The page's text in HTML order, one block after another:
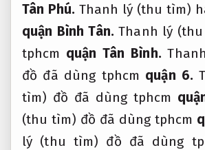
Tân Phú. Thanh lý (thu tìm)
quận Bình Tân. Thanh lý
tphcm quận Tân Bình.
đồ đã dùng tphcm quận 6.
tìm) đồ đã dùng tphcm
(thu tìm) đồ đã dùng tphcm
lý (thu tìm) đồ đã dùng